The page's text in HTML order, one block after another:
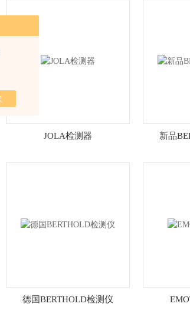
JOLA检测器 新品
德国BERTHOLD检测仪